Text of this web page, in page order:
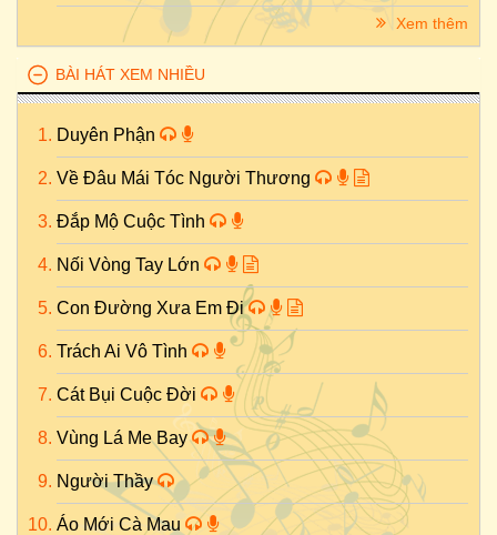
Xem thêm
BÀI HÁT XEM NHIỀU
Duyên Phận
Về Đâu Mái Tóc Người Thương
Đắp Mộ Cuộc Tình
Nối Vòng Tay Lớn
Con Đường Xưa Em Đi
Trách Ai Vô Tình
Cát Bụi Cuộc Đời
Vùng Lá Me Bay
Người Thầy
Áo Mới Cà Mau